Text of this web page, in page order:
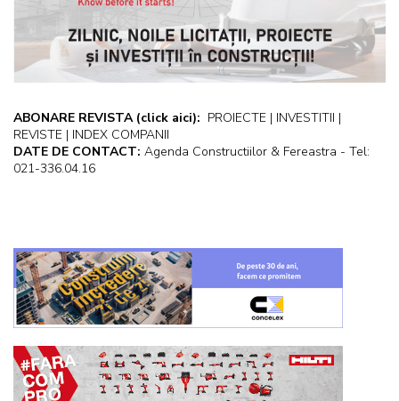
ABONARE REVISTA (click aici): PROIECTE | INVESTITII |
REVISTE | INDEX COMPANII
DATE DE CONTACT: Agenda Constructiilor & Fereastra - Tel:
021-336.04.16